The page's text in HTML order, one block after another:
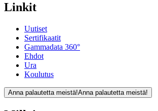
Linkit
Uutiset
Sertifikaatit
Gammadata 360°
Ehdot
Ura
Koulutus
Anna palautetta meistä!Anna palautetta meistä!